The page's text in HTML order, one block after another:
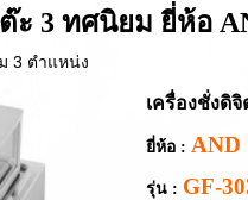
ะ 3 ทศนิยม ยี่ห้อ
3 ตำแหน่ง
เครื่องชั่งดิ
ยี่ห้อ : AND
รุ่น : GF-